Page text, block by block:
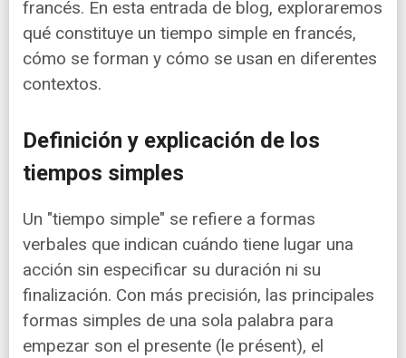
francés. En esta entrada de blog, exploraremos
qué constituye un tiempo simple en francés,
cómo se forman y cómo se usan en diferentes
contextos.
Definición y explicación de los
tiempos simples
Un "tiempo simple" se refiere a formas
verbales que indican cuándo tiene lugar una
acción sin especificar su duración ni su
finalización. Con más precisión, las principales
formas simples de una sola palabra para
empezar son el presente (le présent), el